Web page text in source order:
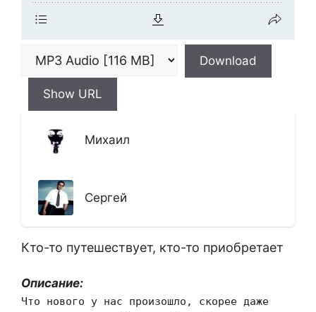
Download
Show URL
Михаил
Сергей
Кто-то путешествует, кто-то приобретает
Описание:
Что нового у нас произошло, скорее даже